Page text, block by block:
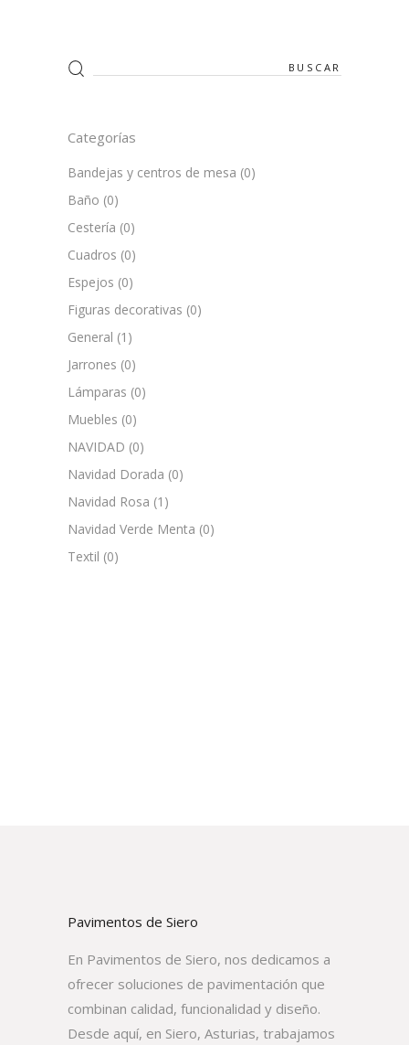
Search
for:
Categorías
Bandejas y centros de mesa (0)
Baño (0)
Cestería (0)
Cuadros (0)
Espejos (0)
Figuras decorativas (0)
General (1)
Jarrones (0)
Lámparas (0)
Muebles (0)
NAVIDAD (0)
Navidad Dorada (0)
Navidad Rosa (1)
Navidad Verde Menta (0)
Textil (0)
Pavimentos de Siero
En Pavimentos de Siero, nos dedicamos a
ofrecer soluciones de pavimentación que
combinan calidad, funcionalidad y diseño.
Desde aquí, en Siero, Asturias, trabajamos